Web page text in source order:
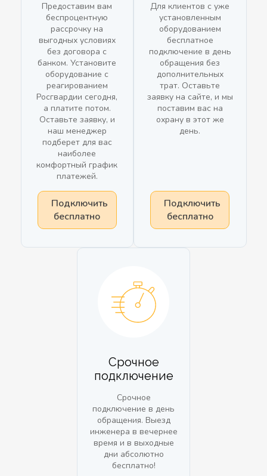
Предоставим вам
беспроцентную
рассрочку на
выгодных условиях
без договора с
банком. Установите
оборудование с
реагированием
Росгвардии сегодня,
а платите потом.
Оставьте заявку, и
наш менеджер
подберет для вас
наиболее
комфортный график
платежей.
Подключить
бесплатно
Для клиентов с уже
установленным
оборудованием
бесплатное
подключение в день
обращения без
дополнительных
трат. Оставьте
заявку на сайте, и мы
поставим вас на
охрану в этот же
день.
Подключить
бесплатно
Срочное
подключение
Срочное
подключение в день
обращения. Выезд
инженера в вечернее
время и в выходные
дни абсолютно
бесплатно!